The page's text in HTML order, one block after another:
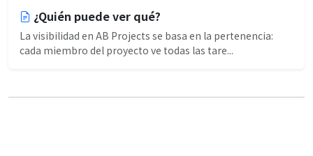
¿Quién puede ver qué?
La visibilidad en AB Projects se basa en la pertenencia:
cada miembro del proyecto ve todas las tare...